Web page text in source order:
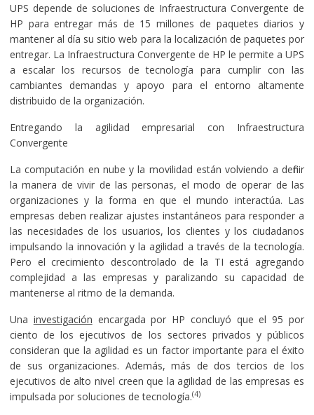
UPS depende de soluciones de Infraestructura Convergente de
HP para entregar más de 15 millones de paquetes diarios y
mantener al día su sitio web para la localización de paquetes por
entregar. La Infraestructura Convergente de HP le permite a UPS
a escalar los recursos de tecnología para cumplir con las
cambiantes demandas y apoyo para el entorno altamente
distribuido de la organización.
Entregando la agilidad empresarial con Infraestructura
Convergente
La computación en nube y la movilidad están volviendo a definir
la manera de vivir de las personas, el modo de operar de las
organizaciones y la forma en que el mundo interactúa. Las
empresas deben realizar ajustes instantáneos para responder a
las necesidades de los usuarios, los clientes y los ciudadanos
impulsando la innovación y la agilidad a través de la tecnología.
Pero el crecimiento descontrolado de la TI está agregando
complejidad a las empresas y paralizando su capacidad de
mantenerse al ritmo de la demanda.
Una investigación encargada por HP concluyó que el 95 por
ciento de los ejecutivos de los sectores privados y públicos
consideran que la agilidad es un factor importante para el éxito
de sus organizaciones. Además, más de dos tercios de los
ejecutivos de alto nivel creen que la agilidad de las empresas es
impulsada por soluciones de tecnología.(4)